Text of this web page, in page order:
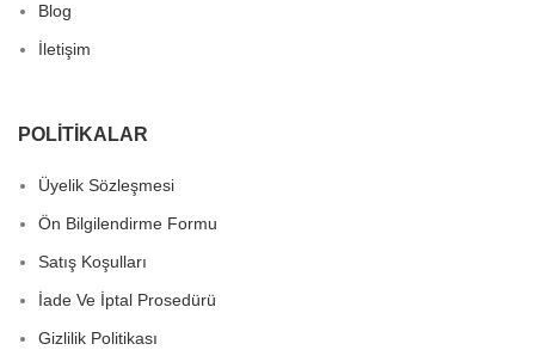
Blog
İletişim
POLITIKALAR
Üyelik Sözleşmesi
Ön Bilgilendirme Formu
Satış Koşulları
İade Ve İptal Prosedürü
Gizlilik Politikası